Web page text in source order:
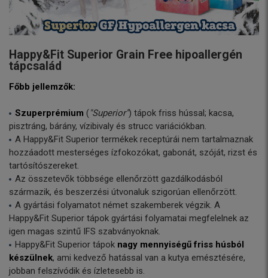
Happy&Fit Superior Grain Free hipoallergén
tápcsalád
Főbb jellemzők:
Szuperprémium ("Superior") tápok friss hússal; kacsa,
pisztráng, bárány, vízibivaly és strucc variációkban.
A Happy&Fit Superior termékek receptúrái nem tartalmaznak
hozzáadott mesterséges ízfokozókat, gabonát, szóját, rizst és
tartósítószereket.
Az összetevők többsége ellenőrzött gazdálkodásból
származik, és beszerzési útvonaluk szigorúan ellenőrzött.
A gyártási folyamatot német szakemberek végzik. A
Happy&Fit Superior tápok gyártási folyamatai megfelelnek az
igen magas szintű IFS szabványoknak.
Happy&Fit Superior tápok nagy mennyiségű friss húsból
készülnek, ami kedvező hatással van a kutya emésztésére,
jobban felszívódik és ízletesebb is.